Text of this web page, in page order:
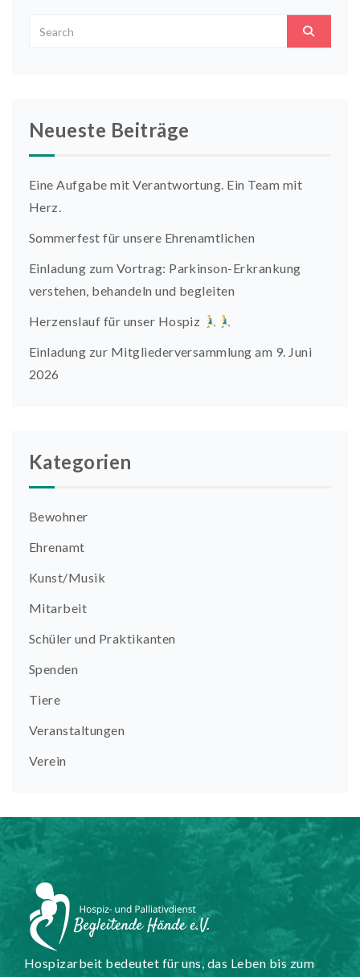
Neueste Beiträge
Eine Aufgabe mit Verantwortung. Ein Team mit
Herz.
Sommerfest für unsere Ehrenamtlichen
Einladung zum Vortrag: Parkinson-Erkrankung
verstehen, behandeln und begleiten
Herzenslauf für unser Hospiz
Einladung zur Mitgliederversammlung am 9. Juni
2026
Kategorien
Bewohner
Ehrenamt
Kunst/Musik
Mitarbeit
Schüler und Praktikanten
Spenden
Tiere
Veranstaltungen
Verein
Hospizarbeit bedeutet für uns, das Leben bis zum